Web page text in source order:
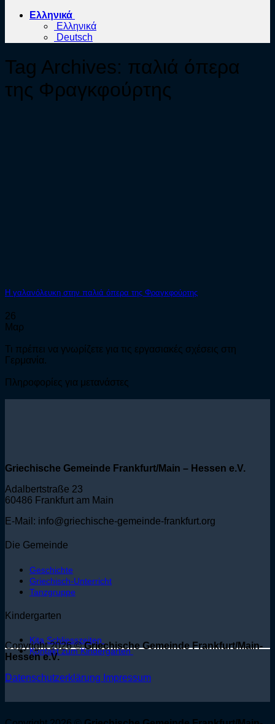
Ελληνικά
Ελληνικά
Deutsch
Tag Archives: παλιά όπερα
της Φραγκφούρτης
Η γαλανόλευκη στην παλιά όπερα της Φραγκφούρτης
26
Μαρ
Τι πρέπει να γνωρίζετε για τις εργασιακές σχέσεις στη
Γερμανία.
Πληροφορίες για μετανάστες
Griechische Gemeinde Frankfurt/Main – Hessen e.V.
Adalbertstraße 23
60486 Frankfurt am Main
E-Mail: info@griechische-gemeinde-frankfurt.org
Die Gemeinde
Geschichte
Griechisch-Unterricht
Tanzgruppe
Kindergarten
Kita Schliesszeiten
Kontakt zum Kindergarten
Copyright 2026 ©Griechische Gemeinde Frankfurt/Main-
Hessen e.V.
Datenschutzerklärung Impressum